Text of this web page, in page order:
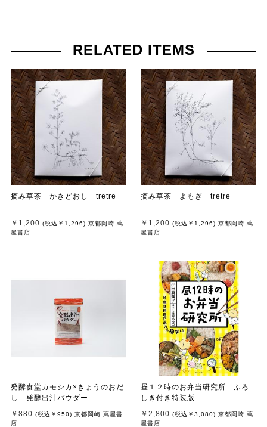
RELATED ITEMS
摘み草茶 かきどおし tretre
￥1,200 (税込 ￥1,296) 京都岡崎 蔦
屋書店
摘み草茶 よもぎ tretre
￥1,200 (税込 ￥1,296) 京都岡崎 蔦
屋書店
発酵食堂カモシカ×きょうのおだ
し 発酵出汁パウダー
￥880 (税込 ￥950) 京都岡崎 蔦屋書
店
昼１２時のお弁当研究所 ふろ
しき付き特装版
￥2,800 (税込 ￥3,080) 京都岡崎 蔦
屋書店